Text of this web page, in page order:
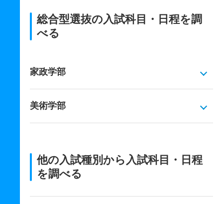
総合型選抜の入試科目・日程を調
べる
家政学部
美術学部
他の入試種別から入試科目・日程
を調べる